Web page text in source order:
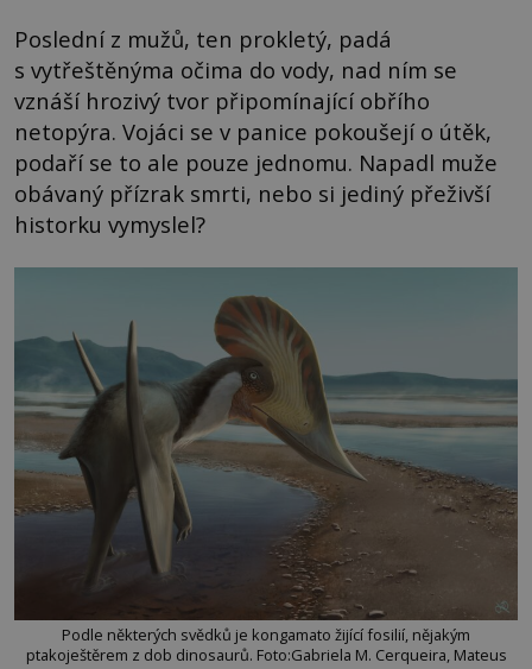
Poslední z mužů, ten prokletý, padá
s vytřeštěnýma očima do vody, nad ním se
vznáší hrozivý tvor připomínající obřího
netopýra. Vojáci se v panice pokoušejí o útěk,
podaří se to ale pouze jednomu. Napadl muže
obávaný přízrak smrti, nebo si jediný přeživší
historku vymyslel?
Podle některých svědků je kongamato žijící fosilií, nějakým
ptakoještěrem z dob dinosaurů. Foto:Gabriela M. Cerqueira, Mateus